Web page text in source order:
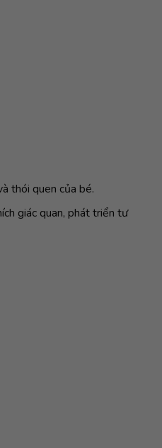
thói quen của bé.
giác quan, phát triển tư